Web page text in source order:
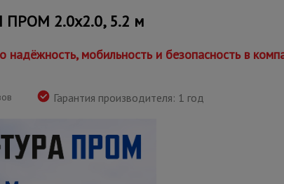
2.0х2.0, 5.2 м
мобильность и безопасность в
Гарантия производителя: 1 год